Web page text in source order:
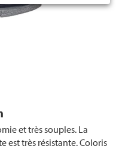
et très souples. La
est très résistante. Coloris